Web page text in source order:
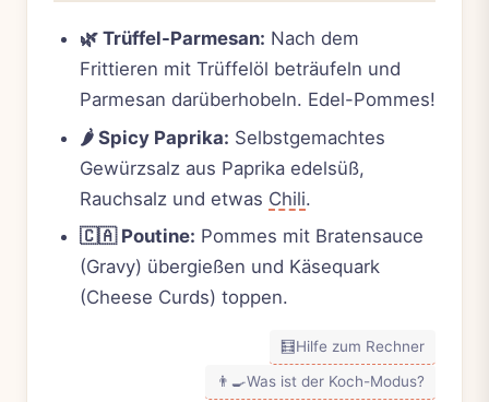
🌿 Trüffel-Parmesan: Nach dem
Frittieren mit Trüffelöl beträufeln und
Parmesan darüberhobeln. Edel-Pommes!
🌶️ Spicy Paprika: Selbstgemachtes
Gewürzsalz aus Paprika edelsüß,
Rauchsalz und etwas Chili.
🇨🇦 Poutine: Pommes mit Bratensauce
(Gravy) übergießen und Käsequark
(Cheese Curds) toppen.
🧮Hilfe zum Rechner
👨‍🍳Was ist der Koch-Modus?